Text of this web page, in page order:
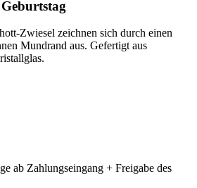
Zwiesel zeichnen sich durch einen
Mundrand aus. Gefertigt aus
ab Zahlungseingang + Freigabe des